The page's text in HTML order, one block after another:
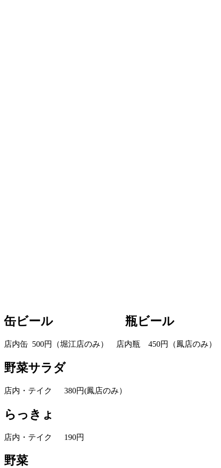
缶ビール 瓶ビール
店内缶 500円（堀江店のみ） 店内瓶 450円（鳳店のみ）
野菜サラダ
店内・テイク 380円(鳳店のみ）
らっきょ
店内・テイク 190円
野菜